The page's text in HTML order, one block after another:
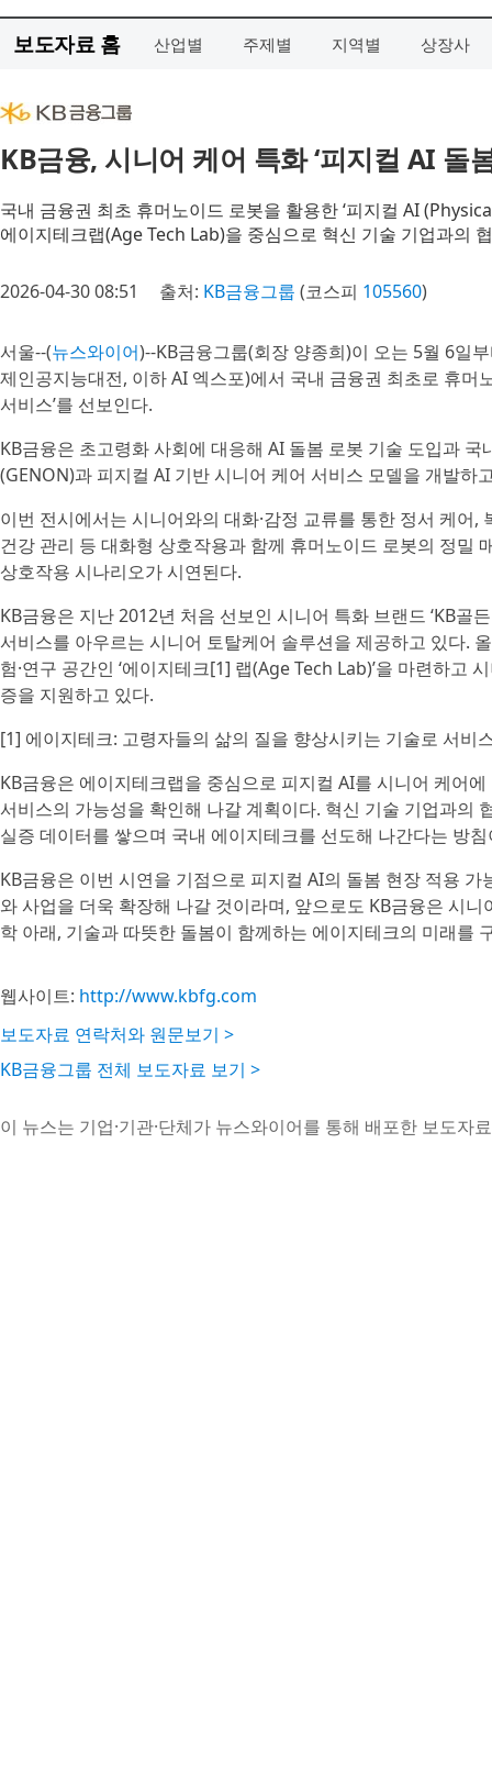
보도자료 홈 산업별 주제별 지역별 상장사
KB금융, 시니어 케어 특화 ‘피지컬 AI 돌
국내 금융권 최초 휴머노이드 로봇을 활용한 ‘피지컬 AI
에이지테크랩(Age Tech Lab)을 중심으로 혁신 기술 기업과의
2026-04-30 08:51 출처: KB금융그룹 (코스피 105560)
서울--(뉴스와이어)--KB금융그룹(회장 양종희)이 오는 5월 6일
제인공지능대전, 이하 AI 엑스포)에서 국내 금융권 최초로 휴머
서비스’를 선보인다.
KB금융은 초고령화 사회에 대응해 AI 돌봄 로봇 기술 도입과
(GENON)과 피지컬 AI 기반 시니어 케어 서비스 모델을 개발하
이번 전시에서는 시니어와의 대화·감정 교류를 통한 정서 케어
건강 관리 등 대화형 상호작용과 함께 휴머노이드 로봇의 정밀
상호작용 시나리오가 시연된다.
KB금융은 지난 2012년 처음 선보인 시니어 특화 브랜드 ‘KB골
서비스를 아우르는 시니어 토탈케어 솔루션을 제공하고 있다.
험·연구 공간인 ‘에이지테크[1] 랩(Age Tech Lab)’을 마련하고
증을 지원하고 있다.
[1] 에이지테크: 고령자들의 삶의 질을 향상시키는 기술로 서비
KB금융은 에이지테크랩을 중심으로 피지컬 AI를 시니어 케어
서비스의 가능성을 확인해 나갈 계획이다. 혁신 기술 기업과의
실증 데이터를 쌓으며 국내 에이지테크를 선도해 나간다는 방
KB금융은 이번 시연을 기점으로 피지컬 AI의 돌봄 현장 적용
와 사업을 더욱 확장해 나갈 것이라며, 앞으로도 KB금융은 시
학 아래, 기술과 따뜻한 돌봄이 함께하는 에이지테크의 미래를
웹사이트: http://www.kbfg.com
보도자료 연락처와 원문보기 >
KB금융그룹 전체 보도자료 보기 >
이 뉴스는 기업·기관·단체가 뉴스와이어를 통해 배포한 보도자